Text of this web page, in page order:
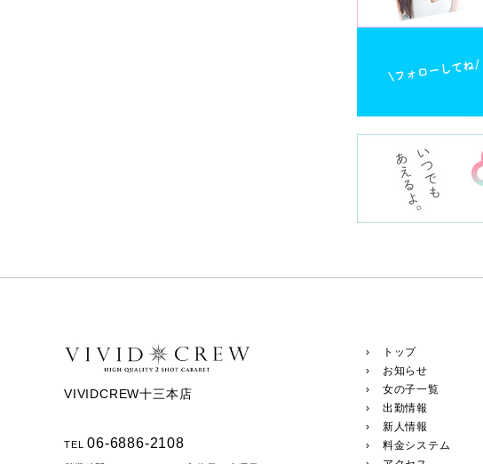
VIVIDCREW十三本店
TEL06-6886-2108
› トップ
› お知らせ
› 女の子一覧
› 出勤情報
› 新人情報
› 料金システム